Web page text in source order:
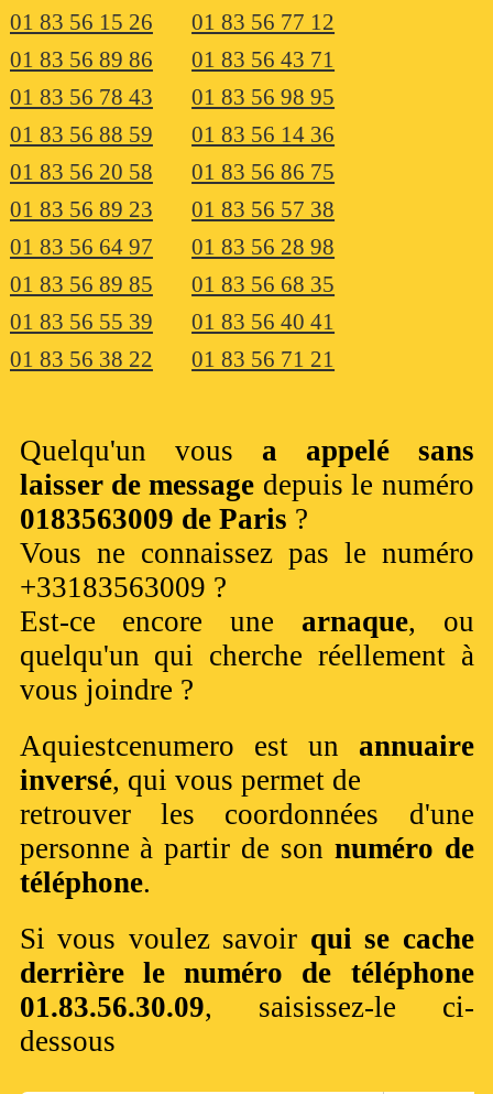
01 83 56 15 26
01 83 56 77 12
01 83 56 89 86
01 83 56 43 71
01 83 56 78 43
01 83 56 98 95
01 83 56 88 59
01 83 56 14 36
01 83 56 20 58
01 83 56 86 75
01 83 56 89 23
01 83 56 57 38
01 83 56 64 97
01 83 56 28 98
01 83 56 89 85
01 83 56 68 35
01 83 56 55 39
01 83 56 40 41
01 83 56 38 22
01 83 56 71 21
Quelqu'un vous a appelé sans
laisser de message depuis le numéro
0183563009 de Paris ?
Vous ne connaissez pas le numéro
+33183563009 ?
Est-ce encore une arnaque, ou
quelqu'un qui cherche réellement à
vous joindre ?
Aquiestcenumero est un annuaire
inversé, qui vous permet de
retrouver les coordonnées d'une
personne à partir de son numéro de
téléphone.
Si vous voulez savoir qui se cache
derrière le numéro de téléphone
01.83.56.30.09, saisissez-le ci-
dessous